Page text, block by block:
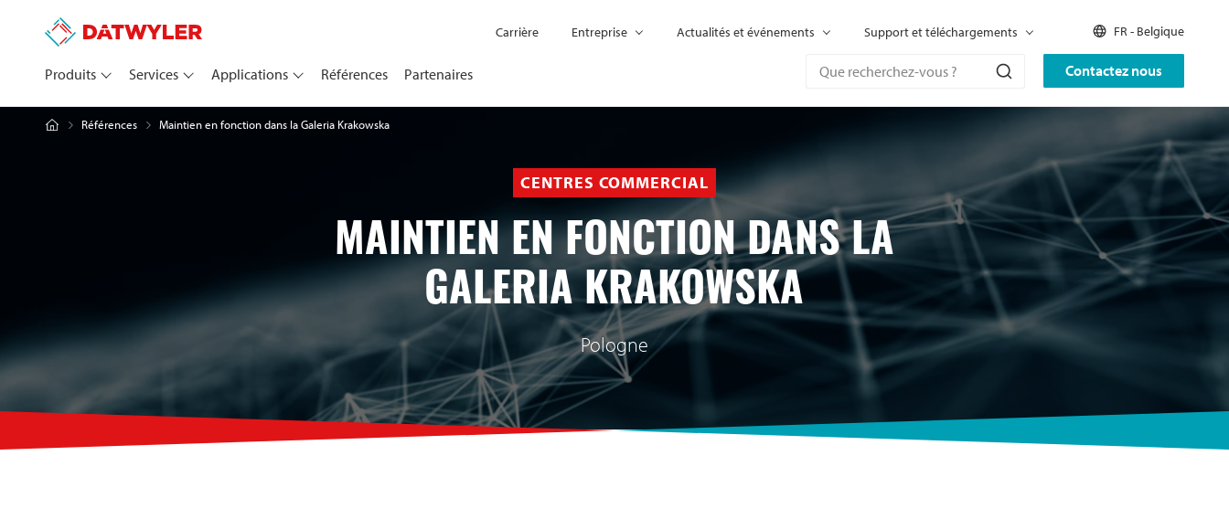
Contactez nous
Produits Services Applications Références Partenaires
Carrière Entreprise Actualités et événements Support et téléchargements FR - Belgique
Références Maintien en fonction dans la Galeria Krakowska
CENTRES COMMERCIAL
MAINTIEN EN FONCTION DANS LA
GALERIA KRAKOWSKA
Pologne